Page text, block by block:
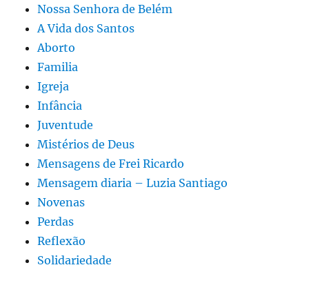
Nossa Senhora de Belém
A Vida dos Santos
Aborto
Familia
Igreja
Infância
Juventude
Mistérios de Deus
Mensagens de Frei Ricardo
Mensagem diaria – Luzia Santiago
Novenas
Perdas
Reflexão
Solidariedade